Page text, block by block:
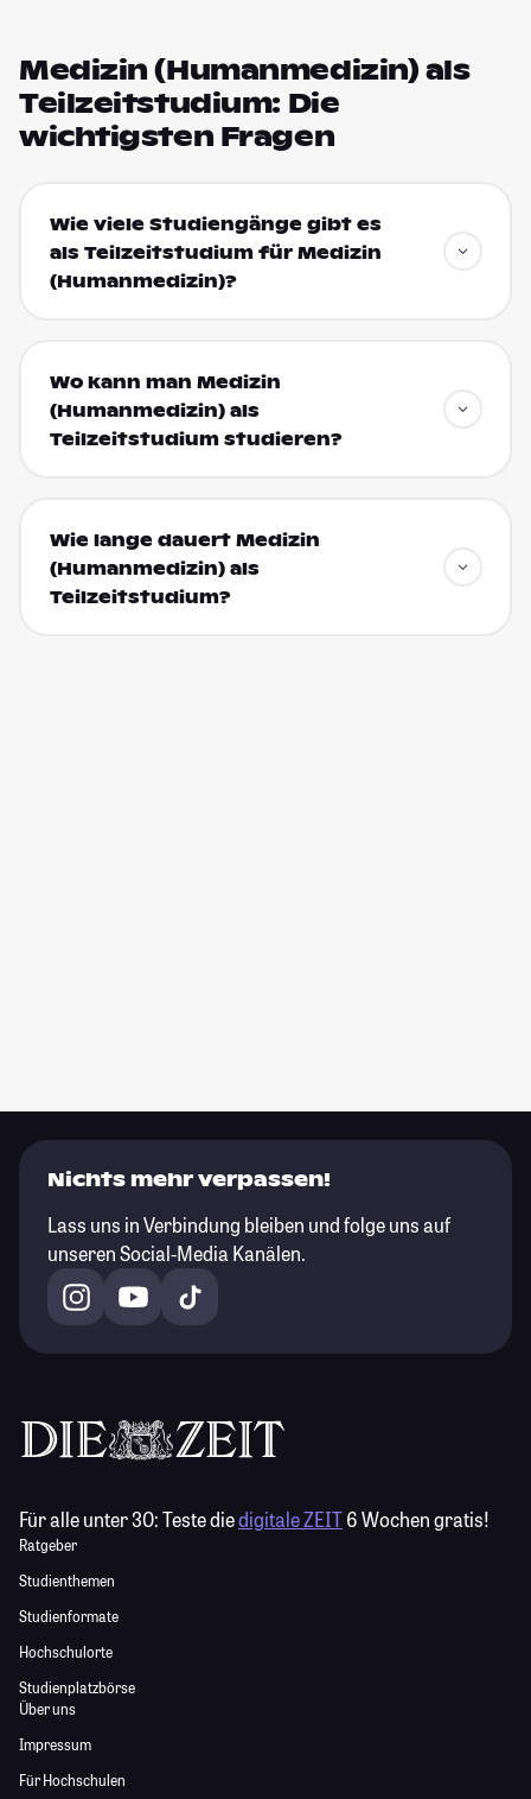
Medizin (Humanmedizin) als
Teilzeitstudium: Die
wichtigsten Fragen
Wie viele Studiengänge gibt es
als Teilzeitstudium für Medizin
(Humanmedizin)?
Wo kann man Medizin
(Humanmedizin) als
Teilzeitstudium studieren?
Wie lange dauert Medizin
(Humanmedizin) als
Teilzeitstudium?
Nichts mehr verpassen!
Lass uns in Verbindung bleiben und folge uns auf
unseren Social-Media Kanälen.
Für alle unter 30:Teste diedigitale ZEIT6 Wochen gratis!
Ratgeber
Studienthemen
Studienformate
Hochschulorte
Studienplatzbörse
Über uns
Impressum
Für Hochschulen